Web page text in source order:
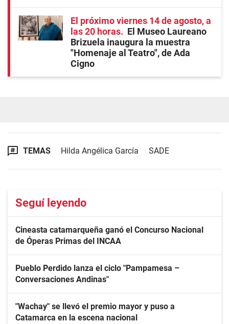
El próximo viernes 14 de agosto, a
las 20 horas
El Museo Laureano
Brizuela inaugura la muestra
"Homenaje al Teatro", de Ada
Cigno
TEMAS Hilda Angélica García SADE
Seguí leyendo
Cineasta catamarqueña ganó el Concurso Nacional
de Óperas Primas del INCAA
Pueblo Perdido lanza el ciclo "Pampamesa –
Conversaciones Andinas"
"Wachay" se llevó el premio mayor y puso a
Catamarca en la escena nacional